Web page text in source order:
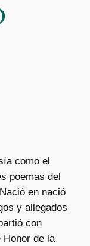
como el
poemas del
en nació
y allegados
con
Honor de la